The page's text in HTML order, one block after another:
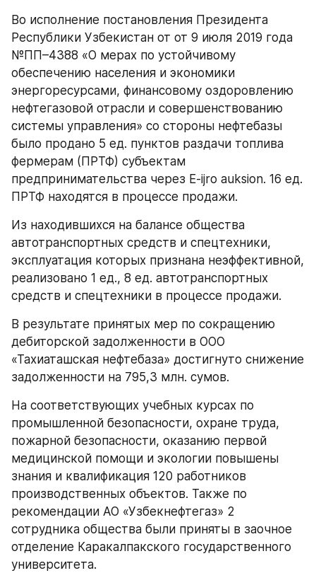
Во исполнение постановления Президента
Республики Узбекистан от от 9 июля 2019 года
№ПП–4388 «О мерах по устойчивому
обеспечению населения и экономики
энергоресурсами, финансовому оздоровлению
нефтегазовой отрасли и совершенствованию
системы управления» со стороны нефтебазы
было продано 5 ед. пунктов раздачи топлива
фермерам (ПРТФ) субъектам
предпринимательства через E-ijro auksion. 16 ед.
ПРТФ находятся в процессе продажи.
Из находившихся на балансе общества
автотранспортных средств и спецтехники,
эксплуатация которых признана неэффективной,
реализовано 1 ед., 8 ед. автотранспортных
средств и спецтехники в процессе продажи.
В результате принятых мер по сокращению
дебиторской задолженности в ООО
«Тахиаташская нефтебаза» достигнуто снижение
задолженности на 795,3 млн. сумов.
На соответствующих учебных курсах по
промышленной безопасности, охране труда,
пожарной безопасности, оказанию первой
медицинской помощи и экологии повышены
знания и квалификация 120 работников
производственных объектов. Также по
рекомендации АО «Узбекнефтегаз» 2
сотрудника общества были приняты в заочное
отделение Каракалпакского государственного
университета.